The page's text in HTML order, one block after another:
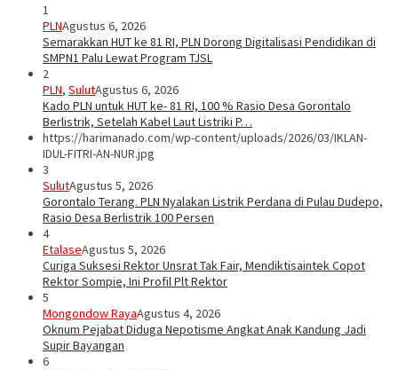
1
PLNAgustus 6, 2026
Semarakkan HUT ke 81 RI, PLN Dorong Digitalisasi Pendidikan di
SMPN1 Palu Lewat Program TJSL
2
PLN, SulutAgustus 6, 2026
Kado PLN untuk HUT ke- 81 RI, 100 % Rasio Desa Gorontalo
Berlistrik, Setelah Kabel Laut Listriki P…
https://harimanado.com/wp-content/uploads/2026/03/IKLAN-
IDUL-FITRI-AN-NUR.jpg
3
SulutAgustus 5, 2026
Gorontalo Terang. PLN Nyalakan Listrik Perdana di Pulau Dudepo,
Rasio Desa Berlistrik 100 Persen
4
EtalaseAgustus 5, 2026
Curiga Suksesi Rektor Unsrat Tak Fair, Mendiktisaintek Copot
Rektor Sompie, Ini Profil Plt Rektor
5
Mongondow RayaAgustus 4, 2026
Oknum Pejabat Diduga Nepotisme Angkat Anak Kandung Jadi
Supir Bayangan
6